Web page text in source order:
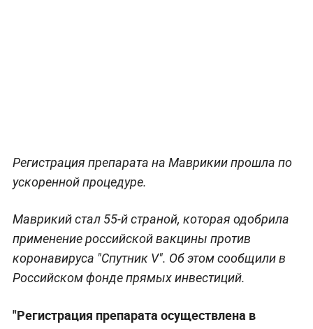
Регистрация препарата на Маврикии прошла по
ускоренной процедуре.
Маврикий стал 55-й страной, которая одобрила
применение российской вакцины против
коронавируса "Спутник V". Об этом сообщили в
Российском фонде прямых инвестиций.
"Регистрация препарата осуществлена в